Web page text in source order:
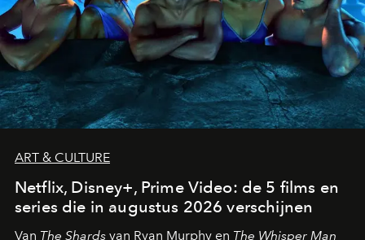
ART & CULTURE
Netflix, Disney+, Prime Video: de 5 films en
series die in augustus 2026 verschijnen
Van The Shards van Ryan Murphy en The Whisper Man